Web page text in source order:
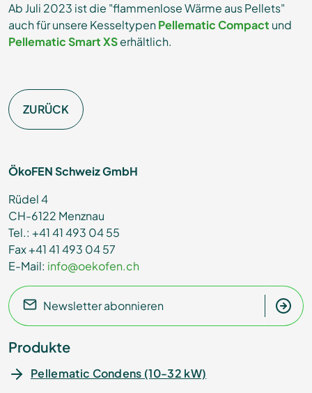
Ab Juli 2023 ist die "flammenlose Wärme aus Pellets"
auch für unsere KesseltypenPellematic Compact und
Pellematic Smart XSerhältlich.
ZURÜCK
ÖkoFEN Schweiz GmbH
Rüdel 4
CH-6122 Menznau
Tel.: +41 41 493 04 55
Fax +41 41 493 04 57
E-Mail: info@oekofen.ch
Newsletter abonnieren
Produkte
Pellematic Condens (10-32 kW)